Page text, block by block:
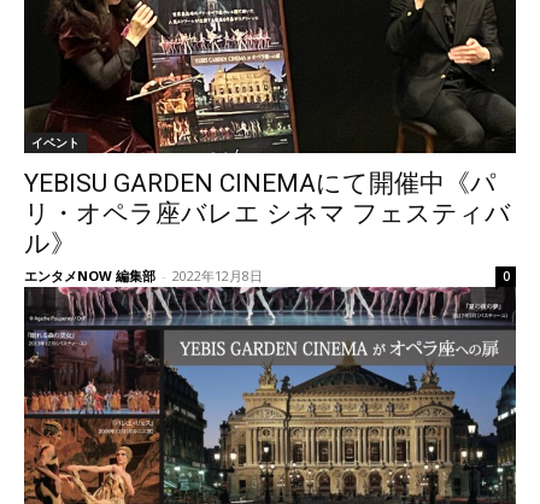
イベント
YEBISU GARDEN CINEMAにて開催中《パ
リ・オペラ座バレエ シネマ フェスティバ
ル》
エンタメNOW 編集部 - 2022年12月8日 0